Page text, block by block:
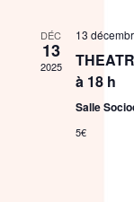
DÉC
13
2025
13
à 18 h
Salle
5€